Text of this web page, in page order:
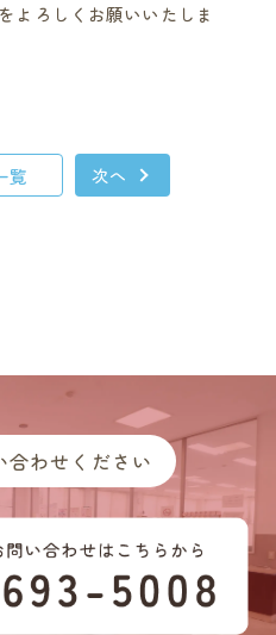
よろしくお願いいたしま
覧 次へ
合わせください